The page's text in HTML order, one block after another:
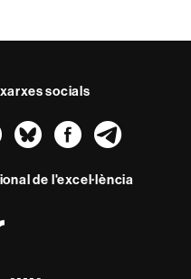
socials
LinkedIn
Bluesky
de l'excel·lència